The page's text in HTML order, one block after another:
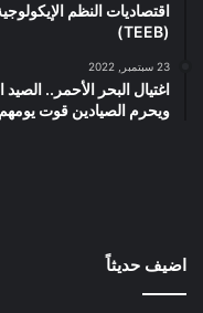
اقتصاديات النظم
(TEEB)
23 سبتمبر, 2022
اغتيال البحر الأحمر.. الصيد
ويحرم الصيادين قوت يومهم
اضيف حديثاً